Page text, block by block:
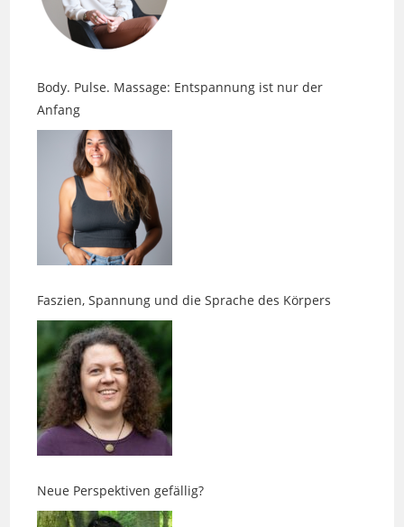
Body. Pulse. Massage: Entspannung ist nur der
Faszien, Spannung und die Sprache des Körpers
Neue Perspektiven gefällig?